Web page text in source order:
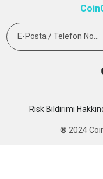
E-Posta / Telefon No...
Risk Bildirimi
® 2024